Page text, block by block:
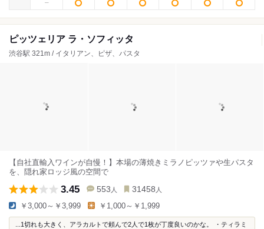
ピッツェリア ラ・ソフィッタ
渋谷駅 321m / イタリアン、ピザ、パスタ
【自社直輸入ワインが自慢！】本場の薄焼きミラノピッツァや生パスタ
を、隠れ家ロッジ風の空間で
3.45 553 人 31458 人
￥3,000～￥3,999 ￥1,000～￥1,999
...1切れも大きく、アラカルトで頼んで2人で1枚が丁度良いのかな。 ・ティラミ